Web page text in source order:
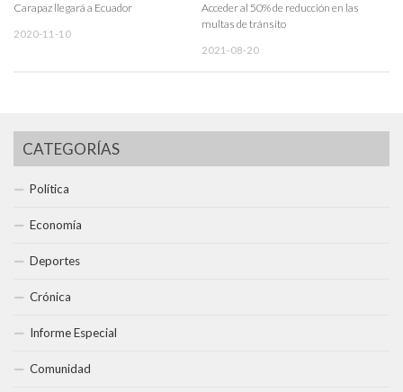
Carapaz llegará a Ecuador
2020-11-10
Acceder al 50% de reducción en las
multas de tránsito
2021-08-20
CATEGORÍAS
Política
Economía
Deportes
Crónica
Informe Especial
Comunidad